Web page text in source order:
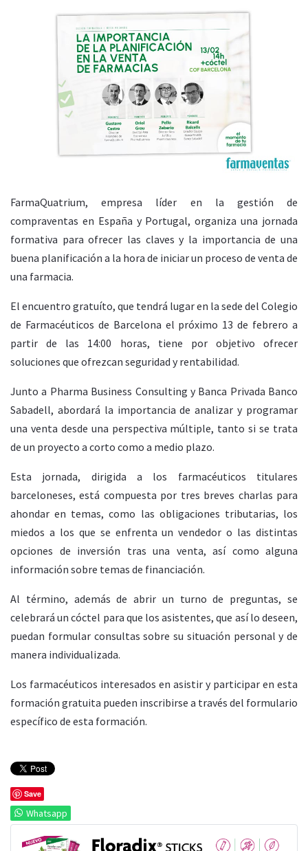
FarmaQuatrium, empresa líder en la gestión de
compraventas en España y Portugal, organiza una jornada
formativa para ofrecer las claves y la importancia de una
buena planificación a la hora de iniciar un proceso de venta de
una farmacia.
El encuentro gratuíto, que tendrá lugar en la sede del Colegio
de Farmacéuticos de Barcelona el próximo 13 de febrero a
partir de las 14:00 horas, tiene por objetivo ofrecer
soluciones que ofrezcan seguridad y rentabilidad.
Junto a Pharma Business Consulting y Banca Privada Banco
Sabadell, abordará la importancia de analizar y programar
una venta desde una perspectiva múltiple, tanto si se trata
de un proyecto a corto como a medio plazo.
Esta jornada, dirigida a los farmacéuticos titulares
barceloneses, está compuesta por tres breves charlas para
ahondar en temas, como las obligaciones tributarias, los
miedos a los que se enfrenta un vendedor o las distintas
opciones de inversión tras una venta, así como alguna
información sobre temas de financiación.
Al término, además de abrir un turno de preguntas, se
celebrará un cóctel para que los asistentes, que así lo deseen,
puedan formular consultas sobre su situación personal y de
manera individualizada.
Los farmacéuticos interesados en asistir y participar en esta
formación gratuita pueden inscribirse a través del formulario
específico de esta formación.
Save
Whatsapp